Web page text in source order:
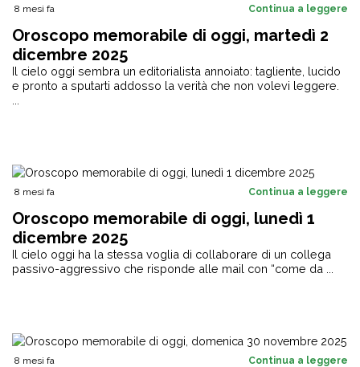
8 mesi fa Continua a leggere
Oroscopo memorabile di oggi, martedì 2
dicembre 2025
Il cielo oggi sembra un editorialista annoiato: tagliente, lucido
e pronto a sputarti addosso la verità che non volevi leggere.
8 mesi fa Continua a leggere
Oroscopo memorabile di oggi, lunedì 1
dicembre 2025
Il cielo oggi ha la stessa voglia di collaborare di un collega
passivo-aggressivo che risponde alle mail con “come da ...
8 mesi fa Continua a leggere